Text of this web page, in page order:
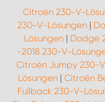
Citroën 230-V-
230-V-Lösungen|
Lösungen | Dodge
-2018 230-V-
Citroën Jumpy 230-
Lösungen | Citroën
Fullback 230-V-